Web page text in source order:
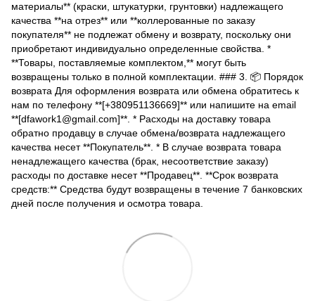
материалы** (краски, штукатурки, грунтовки) надлежащего
качества **на отрез** или **коллерованные по заказу
покупателя** не подлежат обмену и возврату, поскольку они
приобретают индивидуально определенные свойства. *
**Товары, поставляемые комплектом,** могут быть
возвращены только в полной комплектации. ### 3. 📦 Порядок
возврата Для оформления возврата или обмена обратитесь к
нам по телефону **[+380951136669]** или напишите на email
**[dfawork1@gmail.com]**. * Расходы на доставку товара
обратно продавцу в случае обмена/возврата надлежащего
качества несет **Покупатель**. * В случае возврата товара
ненадлежащего качества (брак, несоответствие заказу)
расходы по доставке несет **Продавец**. **Срок возврата
средств:** Средства будут возвращены в течение 7 банковских
дней после получения и осмотра товара.